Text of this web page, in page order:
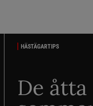
HÄSTÄGARTIPS
De åtta